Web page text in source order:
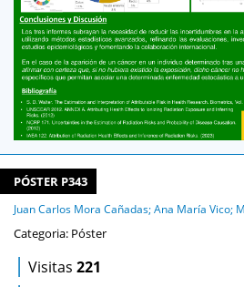
PÓSTER P343
Juan Carlos Mora Cañadas; Ana María Vico;
Categoria: Póster
| Visitas 221